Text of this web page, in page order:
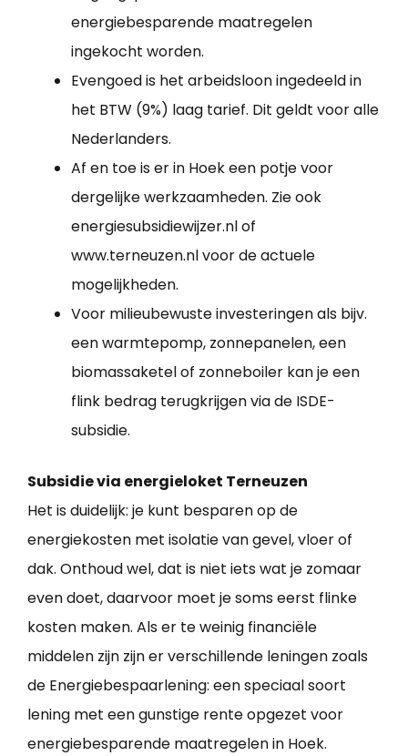
energiebesparende maatregelen
ingekocht worden.
Evengoed is het arbeidsloon ingedeeld in
het BTW (9%) laag tarief. Dit geldt voor alle
Nederlanders.
Af en toe is er in Hoek een potje voor
dergelijke werkzaamheden. Zie ook
energiesubsidiewijzer.nl of
www.terneuzen.nl voor de actuele
mogelijkheden.
Voor milieubewuste investeringen als bijv.
een warmtepomp, zonnepanelen, een
biomassaketel of zonneboiler kan je een
flink bedrag terugkrijgen via de ISDE-
subsidie.
Subsidie via energieloket Terneuzen
Het is duidelijk: je kunt besparen op de
energiekosten met isolatie van gevel, vloer of
dak. Onthoud wel, dat is niet iets wat je zomaar
even doet, daarvoor moet je soms eerst flinke
kosten maken. Als er te weinig financiële
middelen zijn zijn er verschillende leningen zoals
de Energiebespaarlening: een speciaal soort
lening met een gunstige rente opgezet voor
energiebesparende maatregelen in Hoek.